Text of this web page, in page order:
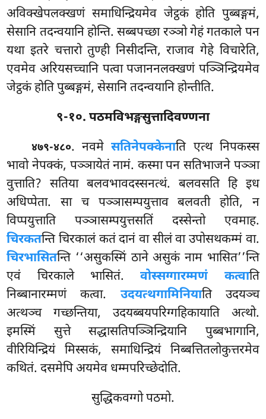
अविक्खेपलक्खणं समाधिन्द्रियमेव जेट्ठकं होति पुब्बङ्गमं,
सेसानि तदन्वयानि होन्ति. सब्बपच्छा रञ्ञो गेहं गतकाले पन
यथा इतरे चत्तारो तुण्ही निसीदन्ति, राजाव गेहे विचारेति,
एवमेव अरियसच्चानि पत्वा पजाननलक्खणं पञ्ञिन्द्रियमेव
जेट्ठकं होति पुब्बङ्गमं, सेसानि तदन्वयानि होन्तीति.
९-१०. पठमविभङ्गसुत्तादिवण्णना
४७९-४८०. नवमेसतिनेपक्केनाति एत्थ निपकस्स
भावो नेपक्कं, पञ्ञायेतं नामं. कस्मा पन सतिभाजने पञ्ञा
वुत्ताति? सतिया बलवभावदस्सनत्थं. बलवसति हि इध
अधिप्पेता. सा च पञ्ञासम्पयुत्ताव बलवती होति, न
विप्पयुत्ताति पञ्ञासम्पयुत्तसतिं दस्सेन्तो एवमाह.
चिरकतन्ति चिरकालं कतं दानं वा सीलं वा उपोसथकम्मं वा.
चिरभासितन्ति ‘‘असुकस्मिं ठाने असुकं नाम भासित’’न्ति
एवं चिरकाले भासितं.वोस्सग्गारम्मणं कत्वाति
निब्बानारम्मणं कत्वा. उदयत्थगामिनियाति उदयञ्च
अत्थञ्च गच्छन्तिया, उदयब्बयपरिग्गहिकायाति अत्थो.
इमस्मिं सुत्ते सद्धासतिपञ्ञिन्द्रियानि पुब्बभागानि,
वीरियिन्द्रियं मिस्सकं, समाधिन्द्रियं निब्बत्तितलोकुत्तरमेव
कथितं. दसमेपि अयमेव धम्मपरिच्छेदोति.
सुद्धिकवग्गो पठमो.